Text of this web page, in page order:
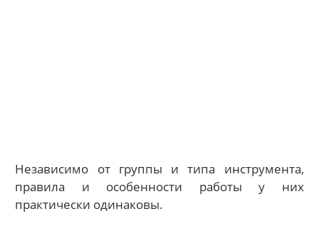
Независимо от группы и типа инструмента,
правила и особенности работы у них
практически одинаковы.